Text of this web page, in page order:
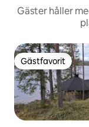
Gäster håller
Gästfavorit
Gästfavorit